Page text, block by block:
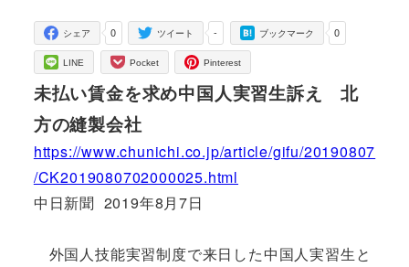
0
シェア -
ツイート 0
ブックマーク
LINE Pocket Pinterest
未払い賃金を求め中国人実習生訴え 北
方の縫製会社
https://www.chunichi.co.jp/article/gifu/20190807
/CK2019080702000025.html
中日新聞 2019年8月7日
外国人技能実習制度で来日した中国人実習生と